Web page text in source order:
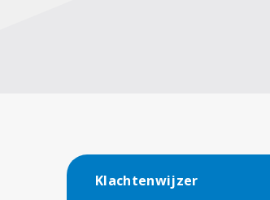
Klachtenwijzer